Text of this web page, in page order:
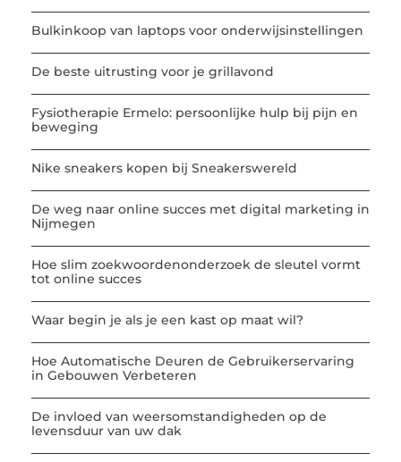
Bulkinkoop van laptops voor onderwijsinstellingen
De beste uitrusting voor je grillavond
Fysiotherapie Ermelo: persoonlijke hulp bij pijn en
beweging
Nike sneakers kopen bij Sneakerswereld
De weg naar online succes met digital marketing in
Nijmegen
Hoe slim zoekwoordenonderzoek de sleutel vormt
tot online succes
Waar begin je als je een kast op maat wil?
Hoe Automatische Deuren de Gebruikerservaring
in Gebouwen Verbeteren
De invloed van weersomstandigheden op de
levensduur van uw dak